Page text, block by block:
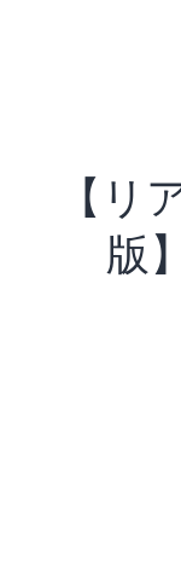
【リ
版